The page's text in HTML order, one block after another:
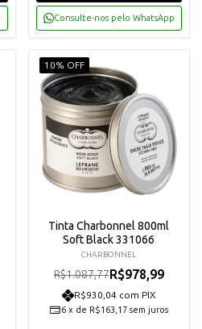
Consulte-nos pelo WhatsApp
10% OFF
Tinta Charbonnel 800ml
Soft Black 331066
CHARBONNEL
R$1.087,77R$978,99
R$930,04 com PIX
6 x de R$163,17 sem juros